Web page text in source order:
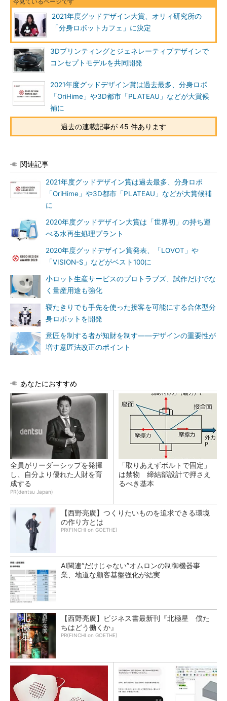
2021年度グッドデザイン大賞、オリィ研究所の
「分身ロボットカフェ」に決定
3Dプリンティングとジェネレーティブデザインで
コンセプトモデルを共同開発
2021年度グッドデザイン賞は過去最多、分身ロボ
「OriHime」や3D都市「PLATEAU」などが大賞候
補に
過去の連載記事が 45 件あります
関連記事
2021年度グッドデザイン賞は過去最多、分身ロボ
「OriHime」や3D都市「PLATEAU」などが大賞候補
に
2020年度グッドデザイン大賞は「世界初」の持ち運
べる水再生処理プラント
2020年度グッドデザイン賞発表、「LOVOT」や
「VISION-S」などがベスト100に
小ロット生産サービスのプロトラブズ、試作だけでな
く量産用途も強化
寝たきりでも手先を使った接客を可能にする合体型分
身ロボットを開発
意匠を制する者が知財を制す――デザインの重要性が
増す意匠法改正のポイント
あなたにおすすめ
全員がリーダーシップを発揮
し、自分より優れた人財を育
成する
PR(dentsu Japan)
「取りあえずボルトで固定」
は禁物 締結部設計で押さえ
るべき基本
【西野亮廣】つくりたいものを追求できる環境
の作り方とは
PR(FINCHI on GOETHE)
AI関連“だけじゃない”オムロンの制御機器事
業、地道な顧客基盤強化が結実
【西野亮廣】ビジネス書最新刊『北極星 僕た
ちはどう働くか』
PR(FINCHI on GOETHE)